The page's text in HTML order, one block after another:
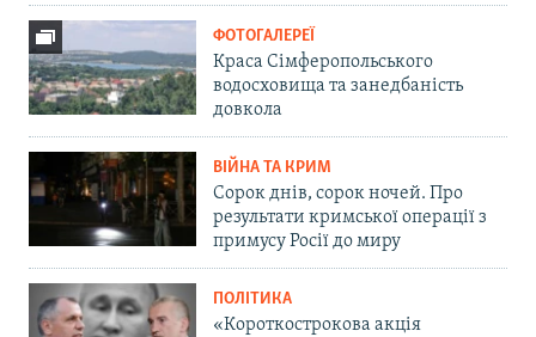
ФОТОГАЛЕРЕЇ
Краса Сімферопольського
водосховища та занедбаність
довкола
ВІЙНА ТА КРИМ
Сорок днів, сорок ночей. Про
результати кримської операції з
примусу Росії до миру
ПОЛІТИКА
«Короткострокова акція